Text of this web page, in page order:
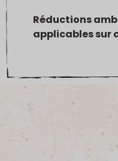
Réductions
applicables sur